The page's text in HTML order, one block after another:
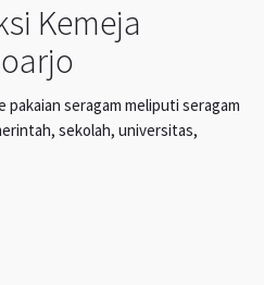
Kemeja
pakaian seragam meliputi seragam
sekolah, universitas,